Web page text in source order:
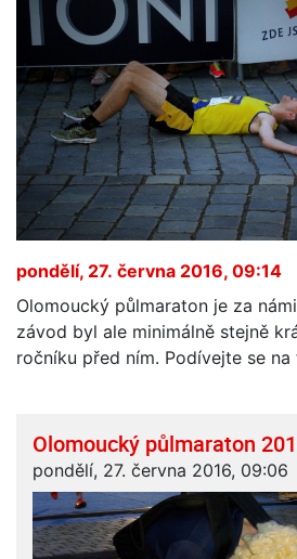
pondělí, 27. června 2016, 09:14
Olomoucký půlmaraton je za
závod byl ale minimálně stejně
ročníku před ním. Podívejte se
Olomoucký půlmaraton
pondělí, 27. června 2016, 09:06